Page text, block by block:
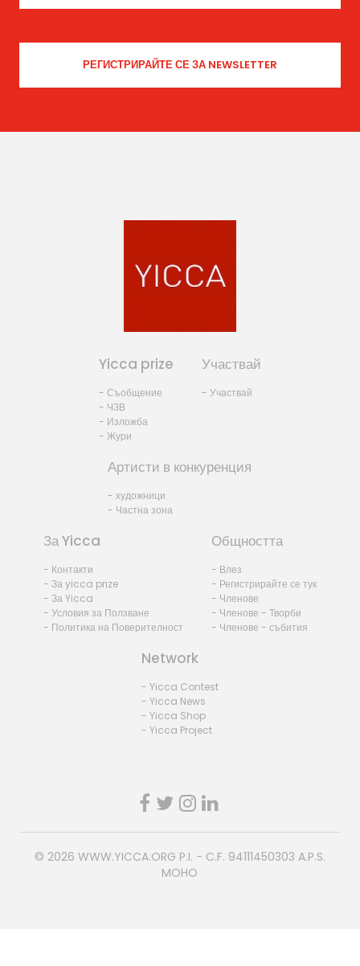
Yicca prize
- Съобщение
- ЧЗВ
- Изложба
- Жури
Участвай
- Участвай
Артисти в конкуренция
- художници
- Частна зона
За Yicca
- Контакти
- За yicca prize
- За Yicca
- Условия за Ползване
- Политика на Поверителност
Общността
- Влез
- Регистрирайте се тук
- Членове
- Членове - Творби
- Членове - събития
Network
- Yicca Contest
- Yicca News
- Yicca Shop
- Yicca Project
© 2026 WWW.YICCA.ORG P.I. - C.F. 94111450303 A.P.S.
MOHO